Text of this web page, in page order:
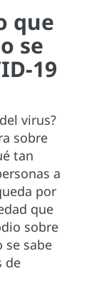
que
se
19
virus?
sobre
tan
a
por
que
sobre
se sabe
de